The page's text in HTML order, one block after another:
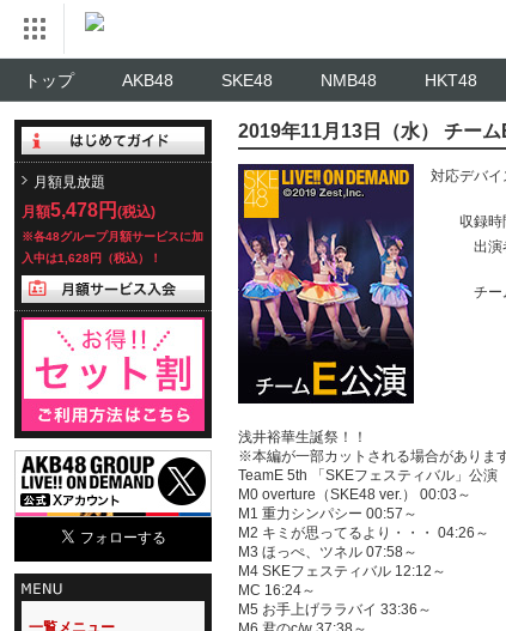
トップ AKB48 SKE48 NMB48 HKT48
月額見放題
月額5,478円 (税込)
※各48グループ月額サービスに加
入中は1,628円（税込）！
一覧メニュー
2019年11月13日（水） チー
対応デバイ
収録時
出演
チー
浅井裕華生誕祭！！
※本編が一部カットされる場合がありま
TeamE 5th 「SKEフェスティバル」公演
M0 overture（SKE48 ver.） 00:03～
M1 重力シンパシー 00:57～
M2 キミが思ってるより・・・ 04:26～
M3 ほっぺ、ツネル 07:58～
M4 SKEフェスティバル 12:12～
MC 16:24～
M5 お手上げララバイ 33:36～